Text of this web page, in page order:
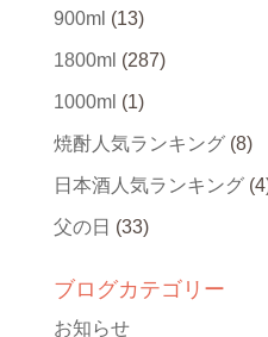
900ml (13)
1800ml (287)
1000ml (1)
焼酎人気ランキング (8)
日本酒人気ランキング
父の日 (33)
ブログカテゴリー
お知らせ